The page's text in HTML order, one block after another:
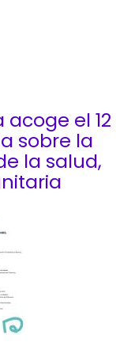
el 12
sobre la
la salud,